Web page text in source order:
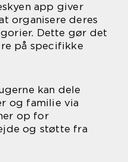
app giver
organisere deres
Dette gør det
på specifikke
kan dele
og familie via
op for
og støtte fra